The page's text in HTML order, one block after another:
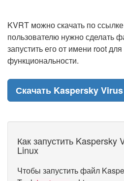
KVRT можно скачать по
пользователю нужно сделать
запустить его от имени root
функциональности.
Как запустить Kaspersky
Linux
Чтобы запустить файл